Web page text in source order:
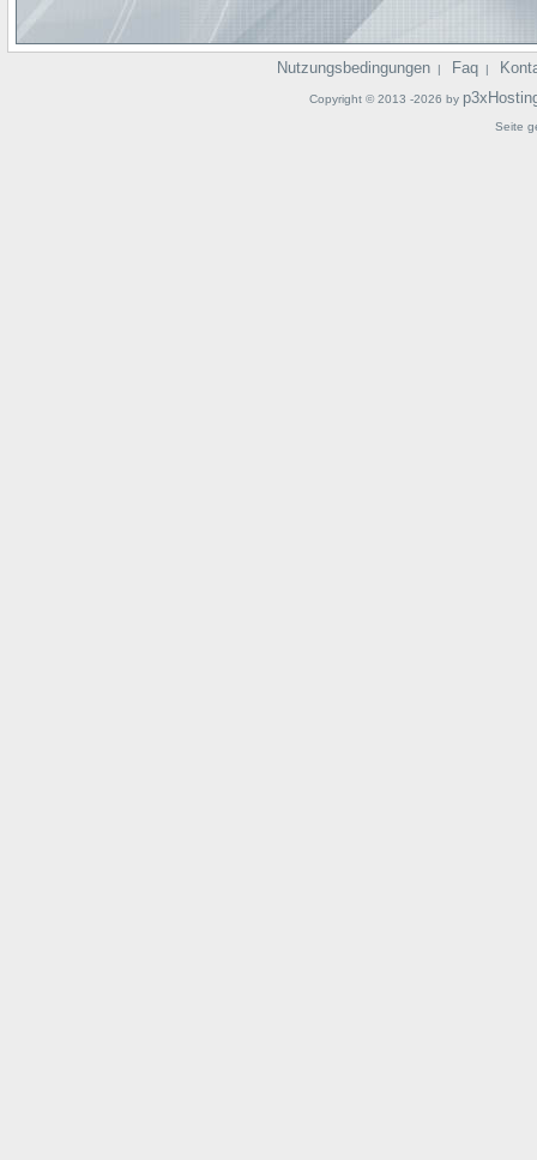
Nutzungsbedingungen | Faq |
Copyright © 2013 -2026 by
Seite